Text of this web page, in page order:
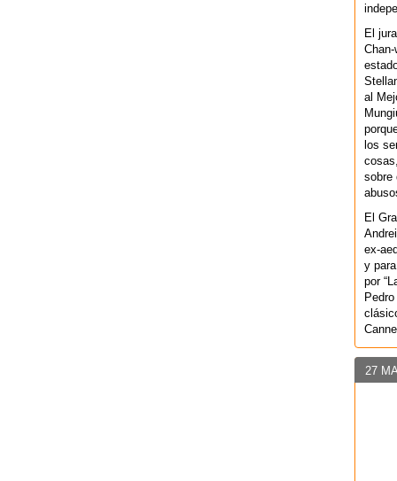
El
al
los
sobre
El
ex-
y
por
27